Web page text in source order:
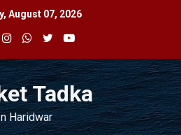
August 07, 2026
Tadka
Haridwar